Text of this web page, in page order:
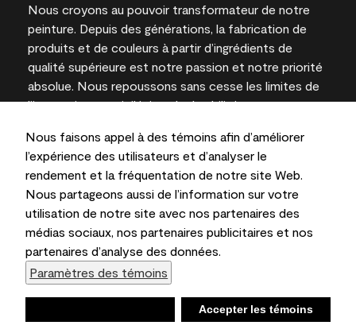
Nous faisons appel à des témoins afin d’améliorer
l’expérience des utilisateurs et d’analyser le
rendement et la fréquentation de notre site Web.
Nous partageons aussi de l’information sur votre
utilisation de notre site avec nos partenaires des
médias sociaux, nos partenaires publicitaires et nos
partenaires d’analyse des données.
Paramètres des témoins
Accepter les témoins
Nous croyons au pouvoir transformateur de notre
peinture. Depuis des générations, la fabrication de
produits et de couleurs à partir d’ingrédients de
qualité supérieure est notre passion et notre priorité
absolue. Nous repoussons sans cesse les limites de
l’innovation et privilégions la durabilité pour
l’expertise locale.
Les couleurs représentées à l’écran et sur les
documents imprimés peuvent différer des couleurs
en contenant.